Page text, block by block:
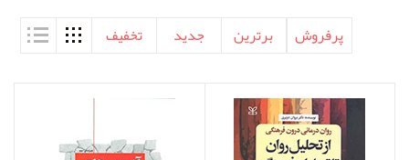
پرفروش
برترین جدید تخفیف